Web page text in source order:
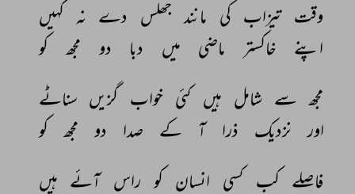
وقت تیزاب کی مانند جھلس دے نہ کہیں
اپنے
خاکستر ماضی میں دبا دو مجھ
کو
مجھ سے شامل ہیں کئی خواب گزیں سناٹے
اور
نزدیک ذرا آ کے صدا دو مجھ
کو
فاصلے کب کسی انسان کو راس آئے ہیں